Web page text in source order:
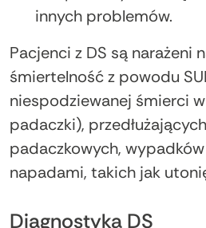
innych problemów.
Pacjenci z DS są narażeni
śmiertelność z powodu
niespodziewanej śmierci
padaczki),
padaczkowych,
napadami, takich jak
Diagnostyka DS